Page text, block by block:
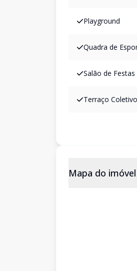
Playground
Quadra de
Salão de Festas
Terraço Coletivo
Mapa do imóvel